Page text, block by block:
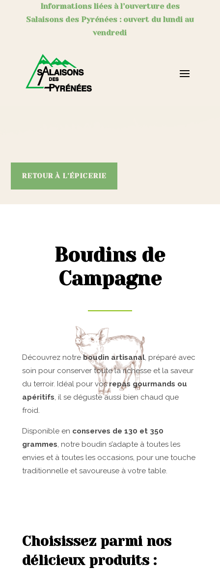
Informations liées à l’ouverture des
Salaisons des Pyrénées : ouvert du lundi au
vendredi
RETOUR À L'ÉPICERIE
Boudins de
Campagne
Découvrez notreboudin artisanal, préparé avec
soin pour conserver toute la richesse et la saveur
du terroir. Idéal pour vosrepas gourmands ou
apéritifs, il se déguste aussi bien chaud que
froid.
Disponible en conserves de 130 et 350
grammes, notre boudin s’adapte à toutes les
envies et à toutes les occasions, pour une touche
traditionnelle et savoureuse à votre table.
Choisissez parmi nos
délicieux produits :